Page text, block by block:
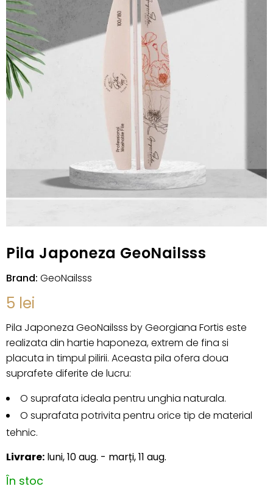
Pila Japoneza GeoNailsss
Brand: GeoNailsss
5 lei
Pila Japoneza GeoNailsss by Georgiana Fortis este
realizata din hartie haponeza, extrem de fina si
placuta in timpul pilirii. Aceasta pila ofera doua
suprafete diferite de lucru:
O suprafata ideala pentru unghia naturala.
O suprafata potrivita pentru orice tip de material
tehnic.
Livrare: luni, 10 aug. - marți, 11 aug.
În stoc